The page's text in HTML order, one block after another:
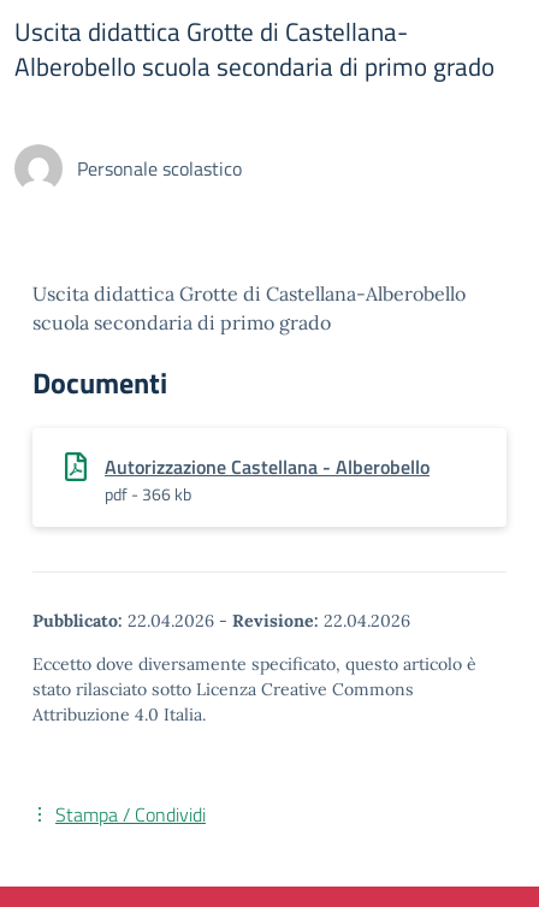
Uscita didattica Grotte di Castellana-
Alberobello scuola secondaria di primo grado
Personale scolastico
Uscita didattica Grotte di Castellana-Alberobello
scuola secondaria di primo grado
Documenti
Autorizzazione Castellana - Alberobello
pdf - 366 kb
Pubblicato: 22.04.2026 - Revisione: 22.04.2026
Eccetto dove diversamente specificato, questo articolo è
stato rilasciato sotto Licenza Creative Commons
Attribuzione 4.0 Italia.
Stampa / Condividi